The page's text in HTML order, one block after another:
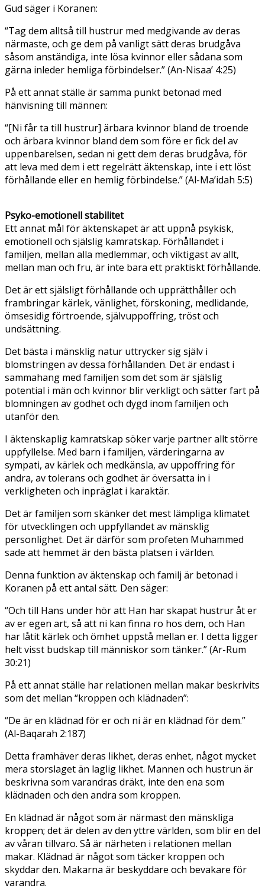
Gud säger i Koranen:
“Tag dem alltså till hustrur med medgivande av deras
närmaste, och ge dem på vanligt sätt deras brudgåva
såsom anständiga, inte lösa kvinnor eller sådana som
gärna inleder hemliga förbindelser.” (An-Nisaa’ 4:25)
På ett annat ställe är samma punkt betonad med
hänvisning till männen:
“[Ni får ta till hustrur] ärbara kvinnor bland de troende
och ärbara kvinnor bland dem som före er fick del av
uppenbarelsen, sedan ni gett dem deras brudgåva, för
att leva med dem i ett regelrätt äktenskap, inte i ett löst
förhållande eller en hemlig förbindelse.” (Al-Ma’idah 5:5)
Psyko-emotionell stabilitet
Ett annat mål för äktenskapet är att uppnå psykisk,
emotionell och själslig kamratskap. Förhållandet i
familjen, mellan alla medlemmar, och viktigast av allt,
mellan man och fru, är inte bara ett praktiskt förhållande.
Det är ett själsligt förhållande och upprätthåller och
frambringar kärlek, vänlighet, förskoning, medlidande,
ömsesidig förtroende, självuppoffring, tröst och
undsättning.
Det bästa i mänsklig natur uttrycker sig själv i
blomstringen av dessa förhållanden. Det är endast i
sammahang med familjen som det som är själslig
potential i män och kvinnor blir verkligt och sätter fart på
blomningen av godhet och dygd inom familjen och
utanför den.
I äktenskaplig kamratskap söker varje partner allt större
uppfyllelse. Med barn i familjen, värderingarna av
sympati, av kärlek och medkänsla, av uppoffring för
andra, av tolerans och godhet är översatta in i
verkligheten och inpräglat i karaktär.
Det är familjen som skänker det mest lämpliga klimatet
för utvecklingen och uppfyllandet av mänsklig
personlighet. Det är därför som profeten Muhammed
sade att hemmet är den bästa platsen i världen.
Denna funktion av äktenskap och familj är betonad i
Koranen på ett antal sätt. Den säger:
“Och till Hans under hör att Han har skapat hustrur åt er
av er egen art, så att ni kan finna ro hos dem, och Han
har låtit kärlek och ömhet uppstå mellan er. I detta ligger
helt visst budskap till människor som tänker.” (Ar-Rum
30:21)
På ett annat ställe har relationen mellan makar beskrivits
som det mellan “kroppen och klädnaden”:
“De är en klädnad för er och ni är en klädnad för dem.”
(Al-Baqarah 2:187)
Detta framhäver deras likhet, deras enhet, något mycket
mera storslaget än laglig likhet. Mannen och hustrun är
beskrivna som varandras dräkt, inte den ena som
klädnaden och den andra som kroppen.
En klädnad är något som är närmast den mänskliga
kroppen; det är delen av den yttre världen, som blir en del
av våran tillvaro. Så är närheten i relationen mellan
makar. Klädnad är något som täcker kroppen och
skyddar den. Makarna är beskyddare och bevakare för
varandra.